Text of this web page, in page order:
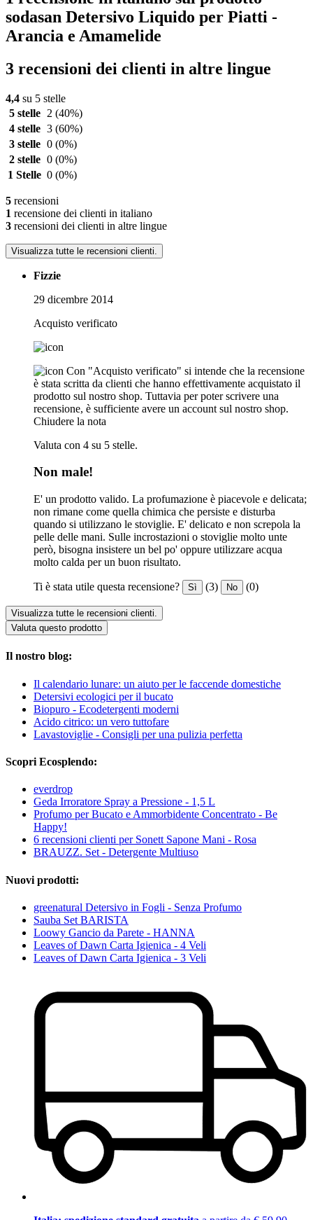
sodasan Detersivo Liquido per Piatti -
Arancia e Amamelide
3 recensioni dei clienti in altre lingue
4,4 su 5 stelle
5 stelle
2 (40%)
4 stelle 3 (60%)
3 stelle 0 (0%)
2 stelle 0 (0%)
1 Stelle 0 (0%)
5 recensioni
1 recensione dei clienti in italiano
3 recensioni dei clienti in altre lingue
Visualizza tutte le recensioni clienti.
Fizzie
29 dicembre 2014
Acquisto verificato
Con "Acquisto verificato" si intende che la recensione
è stata scritta da clienti che hanno effettivamente acquistato il
prodotto sul nostro shop. Tuttavia per poter scrivere una
recensione, è sufficiente avere un account sul nostro shop.
Chiudere la nota
Valuta con 4 su 5 stelle.
Non male!
E' un prodotto valido. La profumazione è piacevole e delicata;
non rimane come quella chimica che persiste e disturba
quando si utilizzano le stoviglie. E' delicato e non screpola la
pelle delle mani. Sulle incrostazioni o stoviglie molto unte
però, bisogna insistere un bel po' oppure utilizzare acqua
molto calda per un buon risultato.
Ti è stata utile questa recensione? Sì (3) No (0)
Visualizza tutte le recensioni clienti.
Valuta questo prodotto
Il nostro blog:
Il calendario lunare: un aiuto per le faccende domestiche
Detersivi ecologici per il bucato
Biopuro - Ecodetergenti moderni
Acido citrico: un vero tuttofare
Lavastoviglie - Consigli per una pulizia perfetta
Scopri Ecosplendo:
everdrop
Geda Irroratore Spray a Pressione - 1,5 L
Profumo per Bucato e Ammorbidente Concentrato - Be
Happy!
6 recensioni clienti per Sonett Sapone Mani - Rosa
BRAUZZ. Set - Detergente Multiuso
Nuovi prodotti:
greenatural Detersivo in Fogli - Senza Profumo
Sauba Set BARISTA
Loowy Gancio da Parete - HANNA
Leaves of Dawn Carta Igienica - 4 Veli
Leaves of Dawn Carta Igienica - 3 Veli